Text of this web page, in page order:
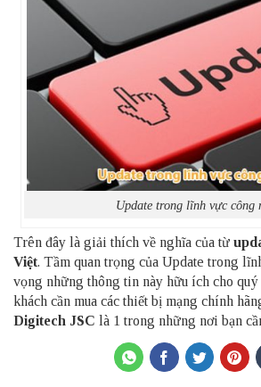
Update trong lĩnh vực công
Trên đây là giải thích về nghĩa của từ
Việt. Tầm quan trọng của Update trong
vọng những thông tin này hữu ích cho quý
khách cần mua các thiết bị mạng chính
Digitech JSC là 1 trong những nơi bạn